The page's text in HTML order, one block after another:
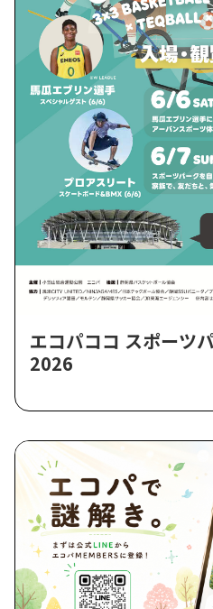
エコパココ スポーツ
2026